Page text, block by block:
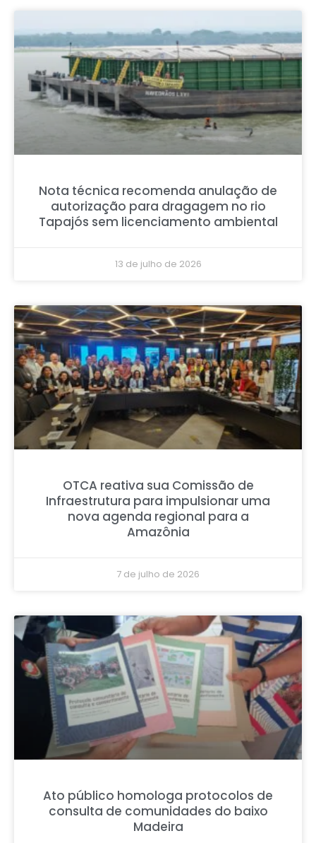
Nota técnica recomenda anulação de
autorização para dragagem no rio
Tapajós sem licenciamento ambiental
13 de julho de 2026
OTCA reativa sua Comissão de
Infraestrutura para impulsionar uma
nova agenda regional para a
Amazônia
7 de julho de 2026
Ato público homologa protocolos de
consulta de comunidades do baixo
Madeira